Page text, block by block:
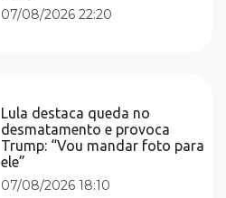
07/08/2026 22:20
Lula destaca queda no
desmatamento e provoca
Trump: “Vou mandar foto para
ele”
07/08/2026 18:10